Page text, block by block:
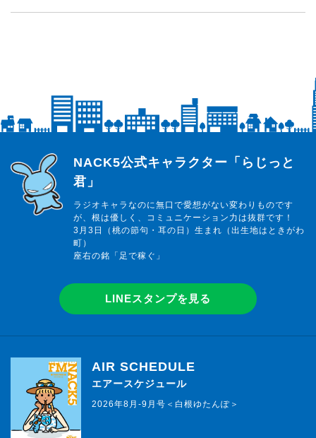
らじっと君
NACK5公式キャラクター「らじっと
君」
ラジオキャラなのに無口で愛想がない変わりものです
が、根は優しく、コミュニケーション力は抜群です！
3月3日（桃の節句・耳の日）生まれ（出生地はときがわ
町）
座右の銘「足で稼ぐ」
LINEスタンプを見る
AIR SCHEDULE
エアースケジュール
2026年8月-9月号＜白根ゆたんぽ＞